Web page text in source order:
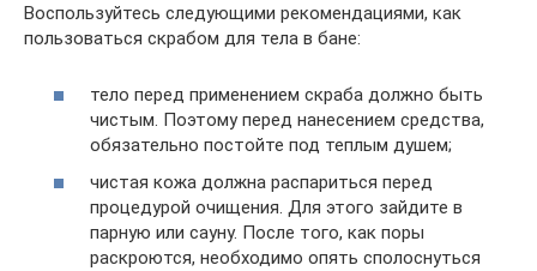
Воспользуйтесь следующими рекомендациями, как
пользоваться скрабом для тела в бане:
тело перед применением скраба должно быть
чистым. Поэтому перед нанесением средства,
обязательно постойте под теплым душем;
чистая кожа должна распариться перед
процедурой очищения. Для этого зайдите в
парную или сауну. После того, как поры
раскроются, необходимо опять сполоснуться